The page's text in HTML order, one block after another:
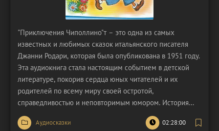
"Приключения Чиполлино"т – это одна из самых
известных и любимых сказок итальянского писателя
Джанни Родари, которая была опубликована в 1951 году.
Эта аудиокнига стала настоящим событием в детской
литературе, покорив сердца юных читателей и их
родителей по всему миру своей остротой,
справедливостью и неповторимым юмором. История
разворачивается в вымышленном государстве, где
главными героями являются овощи и фрукты,
Аудиосказки 02:28:00